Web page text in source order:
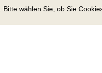
. Bitte wählen Sie, ob Sie